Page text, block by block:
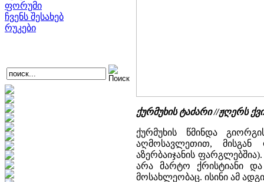
ფორუმი
ჩვენს შესახებ
რუკები
ქურმუხის ტაძარი //ჟღერს
ქურმუხის წმინდა
აღმოსავლეთით, მისგან
აზერბაიჯანის
არა მარტო ქრისტიანი
მოსახლეობაც. ისინი ამ